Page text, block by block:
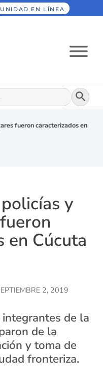
UNIDAD EN LÍNEA
Botón
fueron caracterizados en
y
en Cúcuta
2, 2019
de la
de la
y toma de
fronteriza.